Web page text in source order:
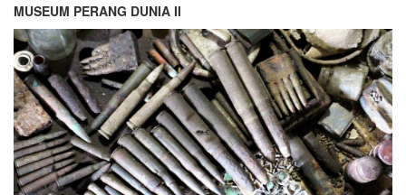
MUSEUM PERANG DUNIA II